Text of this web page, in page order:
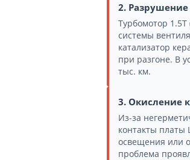
2. Разрушение
Турбомотор
системы
катализатор
при разгоне. В
тыс. км.
3. Окисление
Из-за
контакты платы
освещения или
проблема